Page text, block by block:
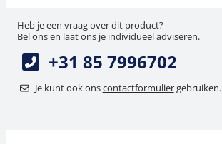
Heb je een vraag over dit product?
Bel ons en laat ons je individueel adviseren.
+31 85 7996702
Je kunt ook onscontactformuliergebruiken.